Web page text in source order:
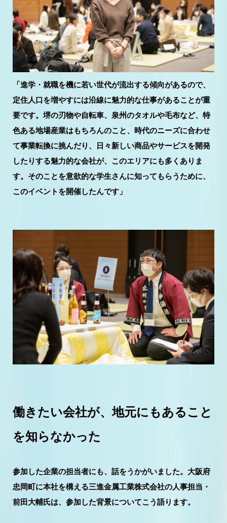
「進学・就職を機に若い世代が流出する傾向があるので、
定住人口を増やすには沿線に魅力的な仕事があることが重
要です。堺の刃物や自転車、泉州のタオルや毛布など、特
色ある地場産業はもちろんのこと、時代のニーズに合わせ
て事業転換に挑んだり、日々新しい商品やサービスを開発
したりする魅力的な会社が、このエリアにも多くありま
す。そのことを意欲的な学生さんに知ってもらうために、
このイベントを開催したんです」
働きたい会社が、地元にもあること
を知らなかった
参加した企業の担当者にも、話をうかがいました。大阪府
忠岡町に本社を構える三進金属工業株式会社の人事担当・
前田大輔氏は、参加した背景についてこう語ります。